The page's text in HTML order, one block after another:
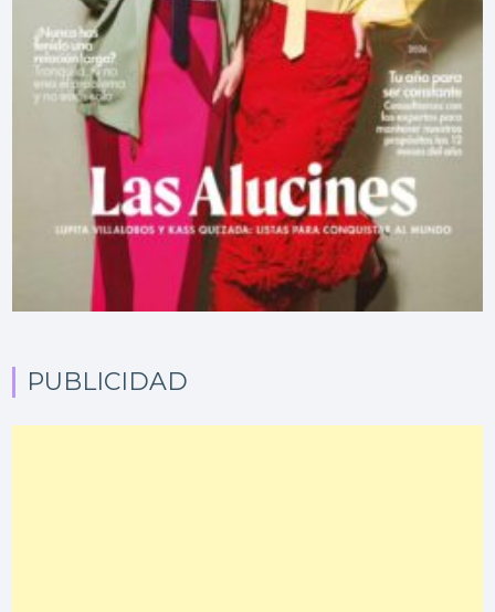
PUBLICIDAD